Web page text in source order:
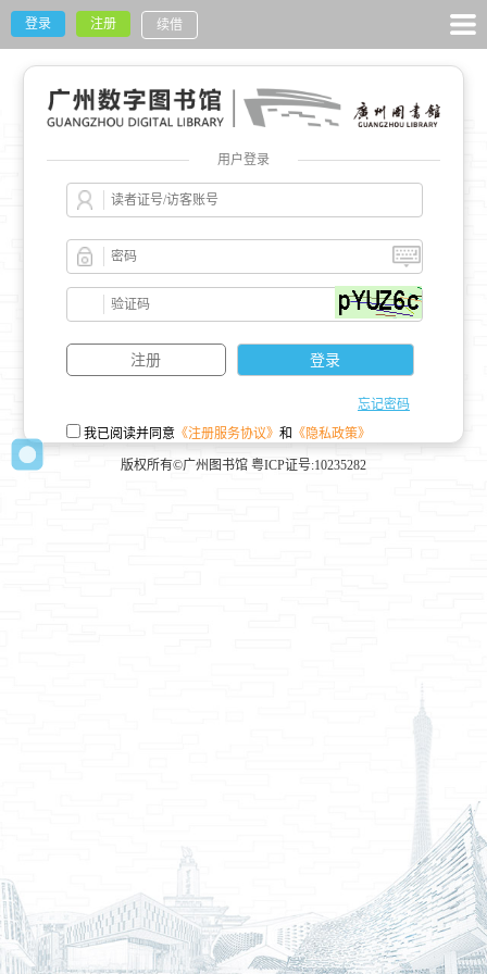
用户登录
忘记密码
我已阅读并同意《注册服务协议》 和 《隐私政策》
登录 注册 续借
版权所有©广州图书馆 粤ICP证号:10235282